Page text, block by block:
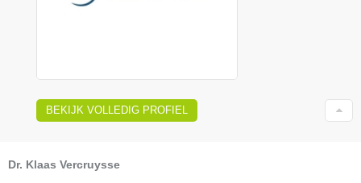
BEKIJK VOLLEDIG PROFIEL
Dr. Klaas Vercruysse